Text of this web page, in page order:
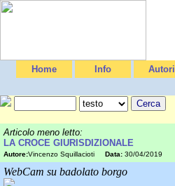
Home Info Autori
Articolo meno letto:
LA CROCE GIURISDIZIONALE
Autore:Vincenzo Squillacioti Data: 30/04/2019
WebCam su badolato borgo